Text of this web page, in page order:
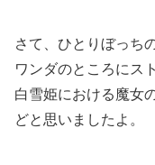
さて、ひとりぼっち
ワンダのところにス
白雪姫における魔女
どと思いましたよ。